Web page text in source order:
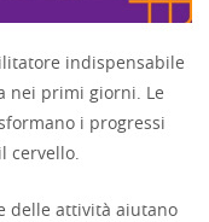
indispensabile
nei primi giorni. Le
i progressi
cervello.
delle attività aiutano